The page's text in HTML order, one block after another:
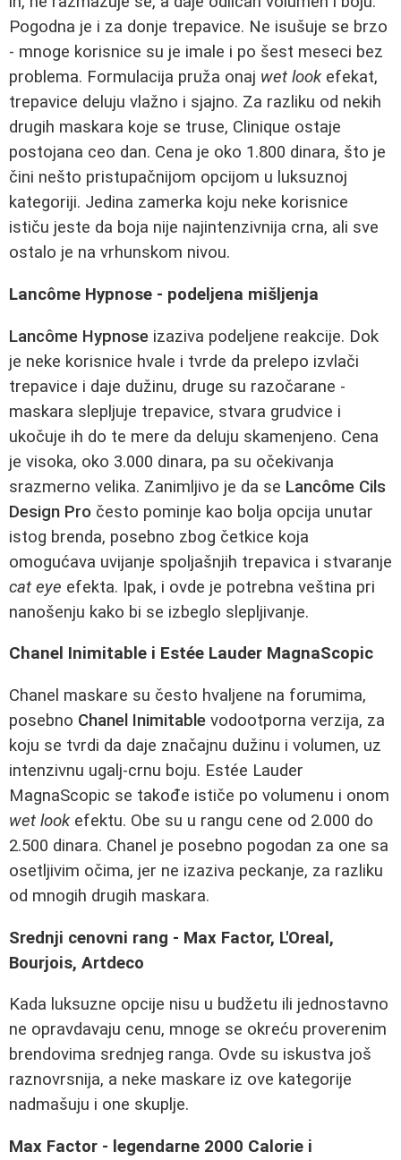
Pogodna je i za donje trepavice. Ne isušuje se brzo
- mnoge korisnice su je imale i po šest meseci bez
problema. Formulacija pruža onaj wet lookefekat,
trepavice deluju vlažno i sjajno. Za razliku od nekih
drugih maskara koje se truse, Clinique ostaje
postojana ceo dan. Cena je oko 1.800 dinara, što je
čini nešto pristupačnijom opcijom u luksuznoj
kategoriji. Jedina zamerka koju neke korisnice
ističu jeste da boja nije najintenzivnija crna, ali sve
ostalo je na vrhunskom nivou.
Lancôme Hypnose - podeljena mišljenja
Lancôme Hypnose izaziva podeljene reakcije. Dok
je neke korisnice hvale i tvrde da prelepo izvlači
trepavice i daje dužinu, druge su razočarane -
maskara slepljuje trepavice, stvara grudvice i
ukočuje ih do te mere da deluju skamenjeno. Cena
je visoka, oko 3.000 dinara, pa su očekivanja
srazmerno velika. Zanimljivo je da se Lancôme Cils
Design Pro često pominje kao bolja opcija unutar
istog brenda, posebno zbog četkice koja
omogućava uvijanje spoljašnjih trepavica i stvaranje
cat eye efekta. Ipak, i ovde je potrebna veština pri
nanošenju kako bi se izbeglo slepljivanje.
Chanel Inimitable i Estée Lauder MagnaScopic
Chanel maskare su često hvaljene na forumima,
posebno Chanel Inimitable vodootporna verzija, za
koju se tvrdi da daje značajnu dužinu i volumen, uz
intenzivnu ugalj-crnu boju. Estée Lauder
MagnaScopic se takođe ističe po volumenu i onom
wet lookefektu. Obe su u rangu cene od 2.000 do
2.500 dinara. Chanel je posebno pogodan za one sa
osetljivim očima, jer ne izaziva peckanje, za razliku
od mnogih drugih maskara.
Srednji cenovni rang - Max Factor, L'Oreal,
Bourjois, Artdeco
Kada luksuzne opcije nisu u budžetu ili jednostavno
ne opravdavaju cenu, mnoge se okreću proverenim
brendovima srednjeg ranga. Ovde su iskustva još
raznovrsnija, a neke maskare iz ove kategorije
nadmašuju i one skuplje.
Max Factor - legendarne 2000 Calorie i